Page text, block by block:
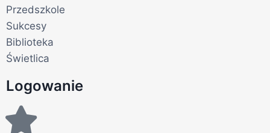
Przedszkole
Sukcesy
Biblioteka
Świetlica
Logowanie